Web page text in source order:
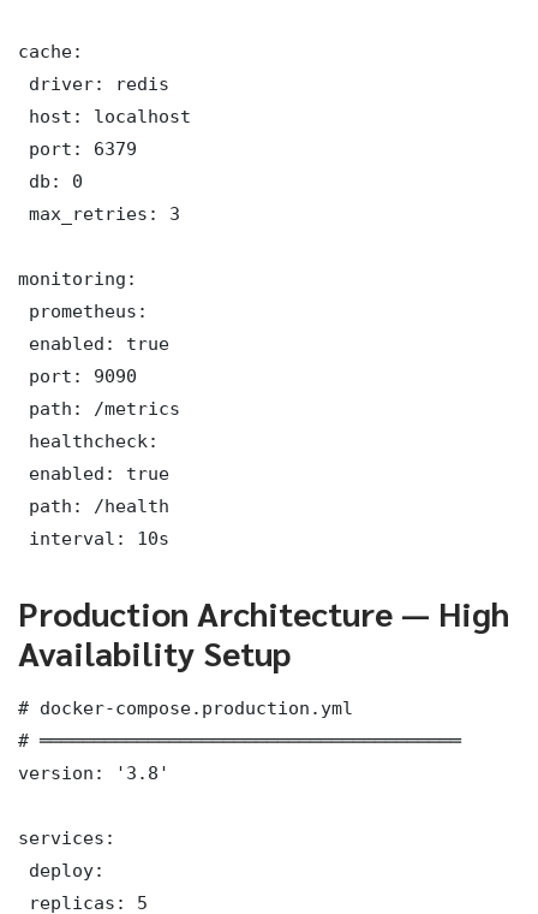
cache:
driver: redis
host: localhost
port: 6379
db: 0
max_retries: 3
monitoring:
prometheus:
enabled: true
port: 9090
path: /metrics
healthcheck:
enabled: true
path: /health
interval: 10s
Production Architecture — High
Availability Setup
# docker-compose.production.yml
# ═══════════════════════════════════════
version: '3.8'
services:
deploy:
replicas: 5